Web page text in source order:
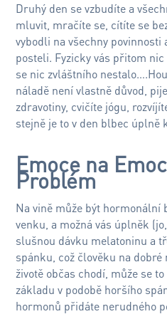
Druhý den se vzbudíte a
mluvit, mračíte se, cítíte se
vybodli na všechny povinnosti
posteli. Fyzicky vás přitom
se nic zvláštního
náladě není vlastně důvod,
zdravotiny, cvičíte jógu,
stejně je to v den blbec úplně
Emoce na
Problém
Na vině může být hormonální
venku, a možná vás úplněk
slušnou dávku melatoninu a
spánku, což člověku na
životě občas chodí, může se
základu v podobě horšího
hormonů přidáte nerudného